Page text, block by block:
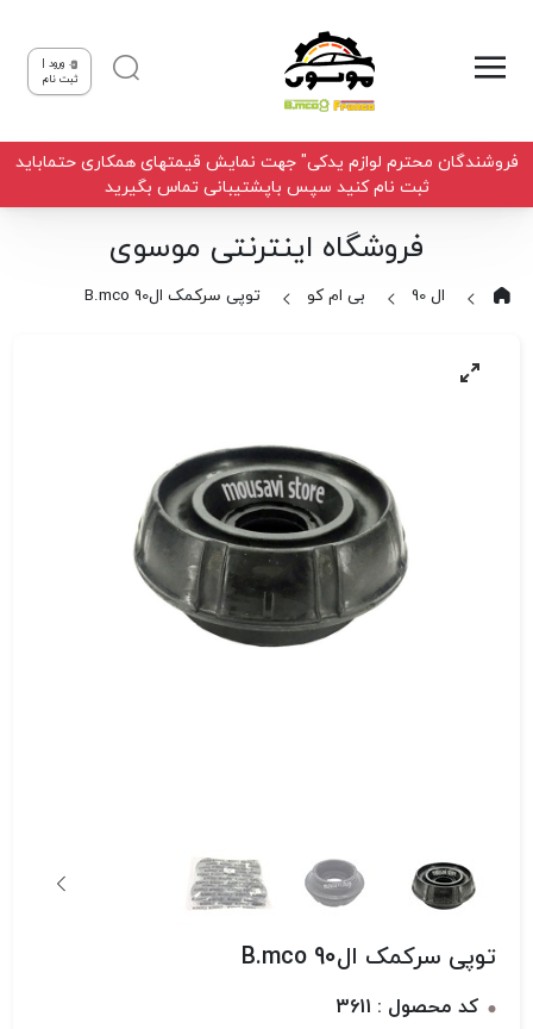
ورود |
ثبت نام
فروشندگان محترم لوازم یدکی" جهت نمایش قیمتهای همکاری حتماباید
ثبت نام کنید سپس باپشتیبانی تماس بگیرید
فروشگاه اینترنتی موسوی
ال 90 بی ام کو توپی سرکمک ال90 B.mco
توپی سرکمک ال90 B.mco
کد محصول : 3611